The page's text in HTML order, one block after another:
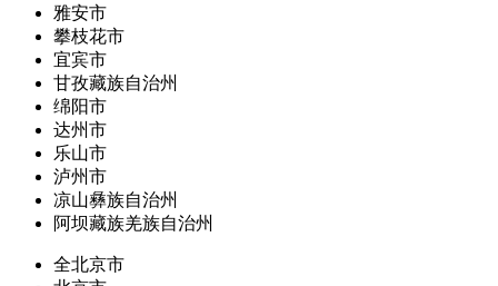
雅安市
攀枝花市
宜宾市
甘孜藏族自治州
绵阳市
达州市
乐山市
泸州市
凉山彝族自治州
阿坝藏族羌族自治州
全北京市